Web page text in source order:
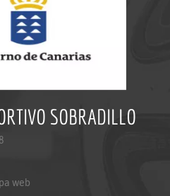
SOBRADILLO
web